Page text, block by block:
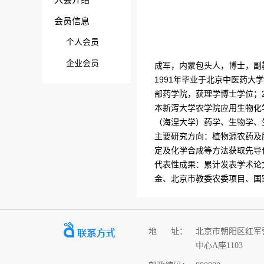
会员信息
个人会员
企业会员
成军，内蒙包头人，博士，
1991年毕业于北京中医药大
部药学院，获理学博士学位
本新泻大学农学院应用生物
（海涅大学）药学、生物学
主要研究方向：植物源农药
定及化学合成等方法获取先
代表性成果：累计发表学术
金、北京市教委农委项目、
地 址：
北京市朝阳区红
中心A座1103